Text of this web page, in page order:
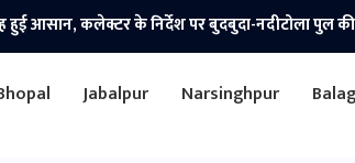
कुमार सत्यम से जिला सहकारी बैंक अधिकारियों
Jabalpur Narsinghpur